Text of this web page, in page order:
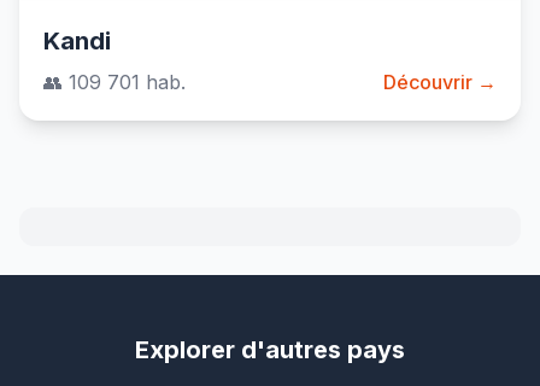
Kandi
👥 109 701 hab. Découvrir →
Explorer d'autres pays